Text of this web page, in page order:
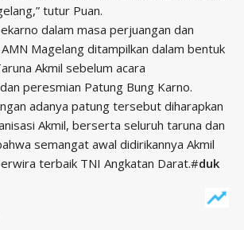
tutur Puan.
dalam masa perjuangan dan
Magelang ditampilkan dalam bentuk
Akmil sebelum acara
peresmian Patung Bung Karno.
adanya patung tersebut diharapkan
Akmil, berserta seluruh taruna dan
semangat awal didirikannya Akmil
terbaik TNI Angkatan Darat.#duk